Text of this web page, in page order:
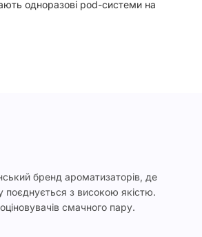
одноразові pod-системи на
бренд ароматизаторів, де
поєднується з високою якістю.
смачного пару.